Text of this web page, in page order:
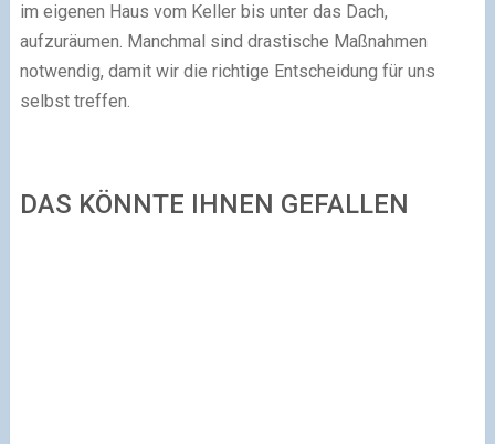
im eigenen Haus vom Keller bis unter das Dach,
aufzuräumen. Manchmal sind drastische Maßnahmen
notwendig, damit wir die richtige Entscheidung für uns
selbst treffen.
DAS KÖNNTE IHNEN GEFALLEN